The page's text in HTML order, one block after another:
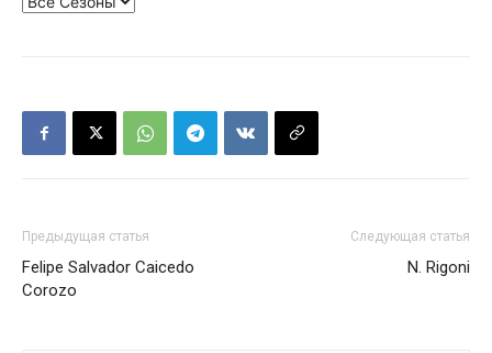
Предыдущая статья
Felipe Salvador Caicedo
Corozo
Следующая статья
N. Rigoni